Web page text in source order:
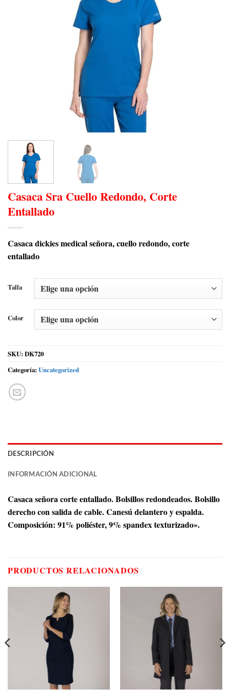
Casaca Sra Cuello Redondo, Corte
Entallado
Casaca dickies medical señora, cuello redondo, corte
entallado
Talla
Color
SKU: DK720
Categoría: Uncategorized
DESCRIPCIÓN
INFORMACIÓN ADICIONAL
Casaca señora corte entallado. Bolsillos redondeados. Bolsillo
derecho con salida de cable. Canesú delantero y espalda.
Composición: 91% poliéster, 9% spandex texturizado».
PRODUCTOS RELACIONADOS